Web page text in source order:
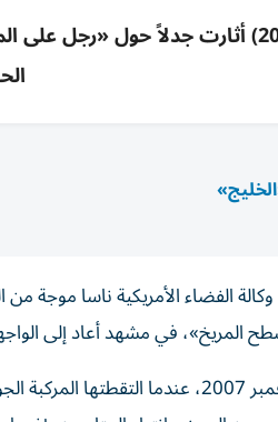
الفضاء الأمريكية ناسا
في مشهد أعاد إلى